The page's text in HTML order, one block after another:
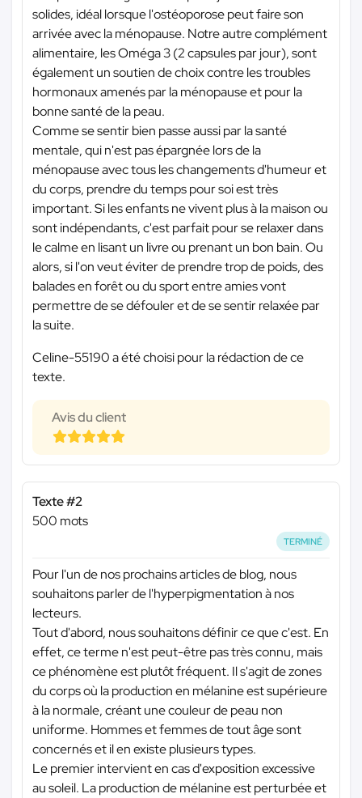
solides, idéal lorsque l'ostéoporose peut faire son
arrivée avec la ménopause. Notre autre complément
alimentaire, les Oméga 3 (2 capsules par jour), sont
également un soutien de choix contre les troubles
hormonaux amenés par la ménopause et pour la
bonne santé de la peau.
Comme se sentir bien passe aussi par la santé
mentale, qui n'est pas épargnée lors de la
ménopause avec tous les changements d'humeur et
du corps, prendre du temps pour soi est très
important. Si les enfants ne vivent plus à la maison ou
sont indépendants, c'est parfait pour se relaxer dans
le calme en lisant un livre ou prenant un bon bain. Ou
alors, si l'on veut éviter de prendre trop de poids, des
balades en forêt ou du sport entre amies vont
permettre de se défouler et de se sentir relaxée par
la suite.
Celine-55190 a été choisi pour la rédaction de ce
texte.
Avis du client
Texte #2
500 mots
TERMINÉ
Pour l'un de nos prochains articles de blog, nous
souhaitons parler de l'hyperpigmentation à nos
lecteurs.
Tout d'abord, nous souhaitons définir ce que c'est. En
effet, ce terme n'est peut-être pas très connu, mais
ce phénomène est plutôt fréquent. Il s'agit de zones
du corps où la production en mélanine est supérieure
à la normale, créant une couleur de peau non
uniforme. Hommes et femmes de tout âge sont
concernés et il en existe plusieurs types.
Le premier intervient en cas d'exposition excessive
au soleil. La production de mélanine est perturbée et